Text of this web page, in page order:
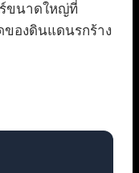
ขนาดใหญ่ที่
ของดินแดนรกร้าง